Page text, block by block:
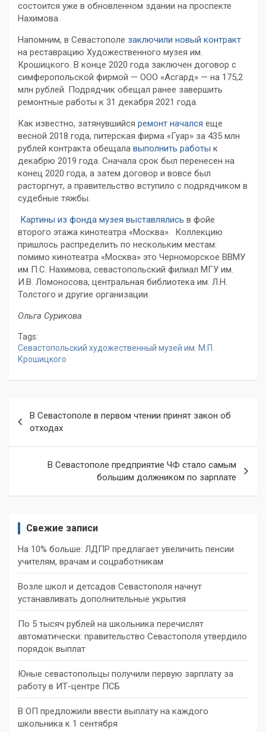
состоится уже в обновленном здании на проспекте
Нахимова.
Напомним, в Севастополе заключили новый контракт
на реставрацию Художественного музея им.
Крошицкого. В конце 2020 года заключен договор с
симферопольской фирмой — ООО «Асгард» — на 175,2
млн рублей. Подрядчик обещал ранее завершить
ремонтные работы к 31 декабря 2021 года.
Как известно, затянувшийся ремонт начался еще
весной 2018 года, питерская фирма «Гуар» за 435 млн
рублей контракта обещала выполнить работы к
декабрю 2019 года. Сначала срок был перенесен на
конец 2020 года, а затем договор и вовсе был
расторгнут, а правительство вступило с подрядчиком в
судебные тяжбы.
Картины из фонда музея выставлялись в фойе
второго этажа кинотеатра «Москва». Коллекцию
пришлось распределить по нескольким местам:
помимо кинотеатра «Москва» это Черноморское ВВМУ
им П.С. Нахимова, севастопольский филиал МГУ им.
И.В. Ломоносова, центральная библиотека им. Л.Н.
Толстого и другие организации.
Ольга Сурикова
Tags:
Севастопольский художественный музей им. М.П.
Крошицкого
по
записям
В Севастополе в первом чтении принят закон об
отходах
В Севастополе предприятие ЧФ стало самым
большим должником по зарплате
Свежие записи
На 10% больше: ЛДПР предлагает увеличить пенсии
учителям, врачам и соцработникам
Возле школ и детсадов Севастополя начнут
устанавливать дополнительные укрытия
По 5 тысяч рублей на школьника перечислят
автоматически: правительство Севастополя утвердило
порядок выплат
Юные севастопольцы получили первую зарплату за
работу в ИТ-центре ПСБ
В ОП предложили ввести выплату на каждого
школьника к 1 сентября